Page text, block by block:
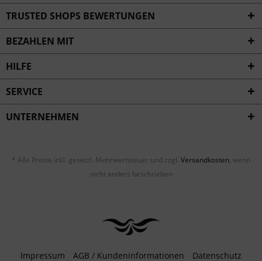
TRUSTED SHOPS BEWERTUNGEN
BEZAHLEN MIT
HILFE
SERVICE
UNTERNEHMEN
* Alle Preise inkl. gesetzl. Mehrwertsteuer und zzgl. Versandkosten, wenn
nicht anders beschrieben
Impressum AGB / Kundeninformationen Datenschutz
Service Inaktiv